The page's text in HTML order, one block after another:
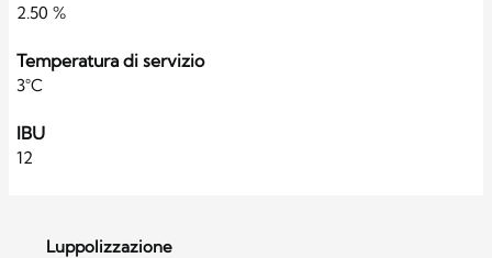
2.50 %
Temperatura di servizio
3°C
IBU
12
Luppolizzazione